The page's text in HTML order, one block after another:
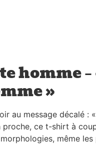
homme
»
au message décalé :
ce t-shirt à
même